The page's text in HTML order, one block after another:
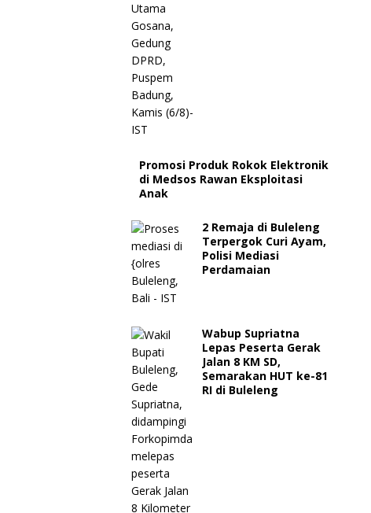
Promosi Produk Rokok Elektronik
di Medsos Rawan Eksploitasi
Anak
2 Remaja di Buleleng
Terpergok Curi Ayam,
Polisi Mediasi
Perdamaian
Wabup Supriatna
Lepas Peserta Gerak
Jalan 8 KM SD,
Semarakan HUT ke-81
RI di Buleleng